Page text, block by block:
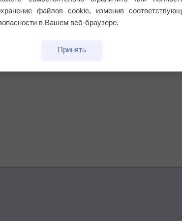
файлов cookie, изменив
в Вашем веб-браузере.
Принять